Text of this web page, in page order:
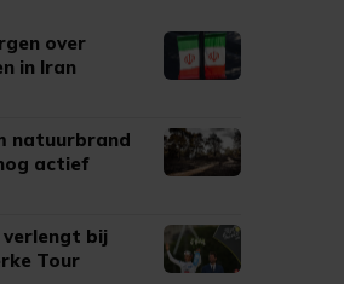
over
in Iran
natuurbrand
actief
bij
Tour